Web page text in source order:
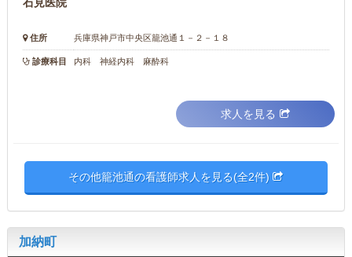
住所 兵庫県神戸市中央区籠池通１－２－１８
診療科目 内科 神経内科 麻酔科
求人を見る
その他籠池通の看護師求人を見る(全2件)
加納町